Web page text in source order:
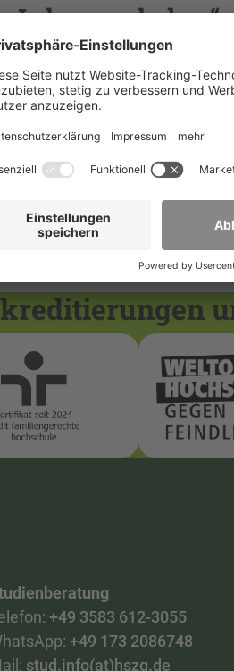
Lehrer zu haben“
Vertretern aus Bildung, Politik,
der Neißegrundschule
+49 3583 612-3055
+49 173 2086748
stud.info(at)hszg.de